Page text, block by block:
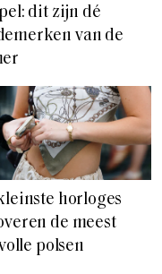
dit zijn dé
van de
horloges
de meest
polsen